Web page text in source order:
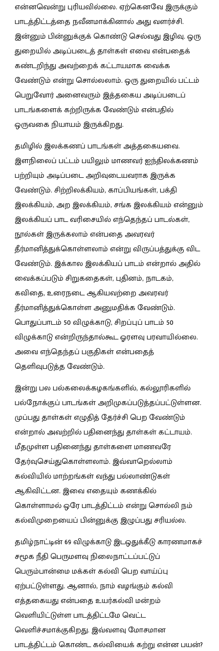
என்னவென்று புரியவில்லை. ஏற்கெனவே இருக்கும்
பாடத்திட்டத்தை நவீனமாக்கினால் அது வளர்ச்சி.
இன்னும் பின்னுக்குக் கொண்டு செல்வது இழிவு. ஒரு
துறையில் அடிப்படைத் தாள்கள் எவை என்பதைக்
கண்டறிந்து அவற்றைக் கட்டாயமாக வைக்க
வேண்டும் என்று சொல்லலாம். ஒரு துறையில் பட்டம்
பெறுவோர் அனைவரும் இத்தகைய அடிப்படைப்
பாடங்களைக் கற்றிருக்க வேண்டும் என்பதில்
ஒருவகை நியாயம் இருக்கிறது.
தமிழில் இலக்கணப் பாடங்கள் அத்தகையவை.
இளநிலைப் பட்டம் பயிலும் மாணவர் ஐந்திலக்கணம்
பற்றியும் அடிப்படை அறிவுடையவராக இருக்க
வேண்டும். சிற்றிலக்கியம், காப்பியங்கள், பக்தி
இலக்கியம், அற இலக்கியம், சங்க இலக்கியம் என்னும்
இலக்கியப் பாட வரிசையில் எந்தெந்தப் பாடல்கள்,
நூல்கள் இருக்கலாம் என்பதை அவரவர்
தீர்மானித்துக்கொள்ளலாம் என்று விருப்பத்துக்கு விட
வேண்டும். இக்கால இலக்கியப் பாடம் என்றால் அதில்
வைக்கப்படும் சிறுகதைகள், புதினம், நாடகம்,
கவிதை, உரைநடை ஆகியவற்றை அவரவர்
தீர்மானித்துக்கொள்ள அனுமதிக்க வேண்டும்.
பொதுப்பாடம் 50 விழுக்காடு, சிறப்புப் பாடம் 50
விழுக்காடு என்றிருந்தால்கூட ஓரளவு பரவாயில்லை.
அவை எந்தெந்தப் பகுதிகள் என்பதைத்
தெளிவுபடுத்த வேண்டும்.
இன்று பல பல்கலைக்கழகங்களில், கல்லூரிகளில்
பல்நோக்குப் பாடங்கள் அறிமுகப்படுத்தப்பட்டுள்ளன.
முப்பது தாள்கள் எழுதித் தேர்ச்சி பெற வேண்டும்
என்றால் அவற்றில் பதினைந்து தாள்கள் கட்டாயம்.
மீதமுள்ள பதினைந்து தாள்களை மாணவரே
தேர்வுசெய்துகொள்ளலாம். இவ்வாறெல்லாம்
கல்வியில் மாற்றங்கள் வந்து பல்லாண்டுகள்
ஆகிவிட்டன. இவை எதையும் கணக்கில்
கொள்ளாமல் ஒரே பாடத்திட்டம் என்று சொல்லி நம்
கல்விமுறையைப் பின்னுக்கு இழுப்பது சரியல்ல.
தமிழ்நாட்டின் 69 விழுக்காடு இடஒதுக்கீடு காரணமாகச்
சமூக நீதி பெருமளவு நிலைநாட்டப்பட்டுப்
பெரும்பான்மை மக்கள் கல்வி பெற வாய்ப்பு
ஏற்பட்டுள்ளது. ஆனால், நாம் வழங்கும் கல்வி
எத்தகையது என்பதை உயர்கல்வி மன்றம்
வெளியிட்டுள்ள பாடத்திட்டமே வெட்ட
வெளிச்சமாக்குகிறது. இவ்வளவு மோசமான
பாடத்திட்டம் கொண்ட கல்வியைக் கற்று என்ன பயன்?